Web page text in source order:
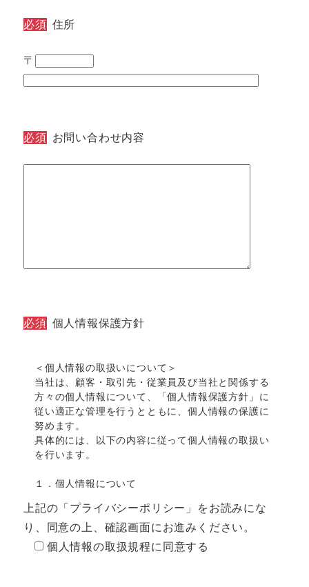
必須 住所
〒
必須 お問い合わせ内容
必須 個人情報保護方針
＜個人情報の取扱いについて＞
当社は、顧客・取引先・従業員及び当社と関係する
方々の個人情報について、「個人情報保護方針」に
従い適正な管理を行うとともに、個人情報の保護に
努めます。
具体的には、以下の内容に従って個人情報の取扱い
を行います。
１．個人情報について
別に付けられた番号、その他の記述等によって特定
の個人を識別できるもの（他の情報と照合すること
で容易に特定の個人を識別できるものも含む）をい
います。
上記の「プライバシーポリシー」をお読みにな
り、同意の上、確認画面にお進みください。
個人情報の取扱規程に同意する